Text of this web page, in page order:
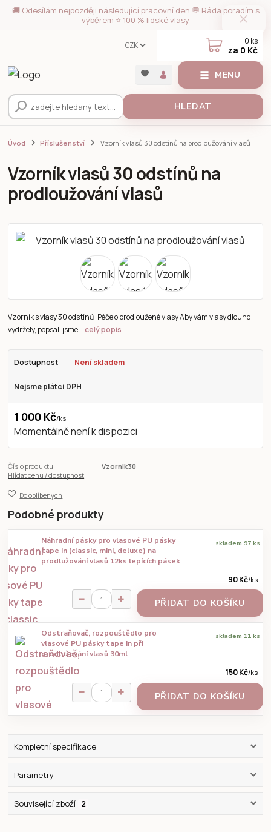
🚚 Odesílám nejpozději následující pracovní den 💬 Ráda poradím s
výběrem ⭐ 100 % lidské vlasy
MENU
CZK
HLEDAT
0 ks
za 0 Kč
Úvod Příslušenství Vzorník vlasů 30 odstínů na prodloužování vlasů
Vzorník vlasů 30 odstínů na
prodloužování vlasů
Vzorník s vlasy 30 odstínů Péče o prodloužené vlasy Aby vám vlasy dlouho
vydržely, popsali jsme...celý popis
Dostupnost Není skladem
Nejsme plátci DPH
1 000 Kč/ks
Momentálně není k dispozici
Číslo produktu:
Vzornik30
Hlídat cenu / dostupnost
Do oblíbených
Podobné produkty
Náhradní pásky pro vlasové PU pásky
tape in (classic, mini, deluxe) na
prodlužování vlasů 12ks lepících pásek
90 Kč/ks
skladem 97 ks
PŘIDAT DO KOŠÍKU
Odstraňovač, rozpouštědlo pro
vlasové PU pásky tape in při
prodlužování vlasů 30ml
150 Kč/ks
skladem 11 ks
PŘIDAT DO KOŠÍKU
Kompletní specifikace
Parametry
Související zboží 2